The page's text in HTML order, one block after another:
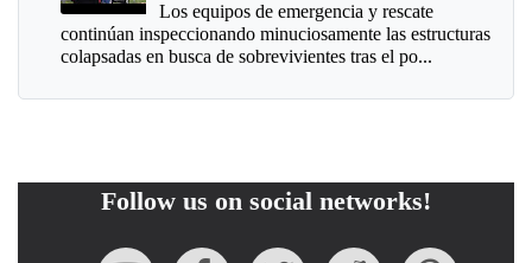
Los equipos de emergencia y rescate
continúan inspeccionando minuciosamente las estructuras
colapsadas en busca de sobrevivientes tras el po...
Follow us on social networks!